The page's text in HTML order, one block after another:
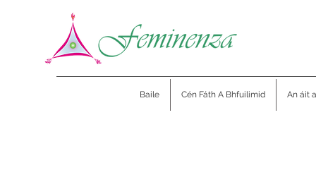
Baile Cén Fáth A Bhfuilimid An áit